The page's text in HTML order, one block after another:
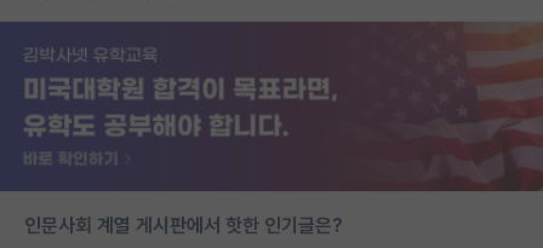
인문사회 계열 게시판에서 핫한 인기글은?